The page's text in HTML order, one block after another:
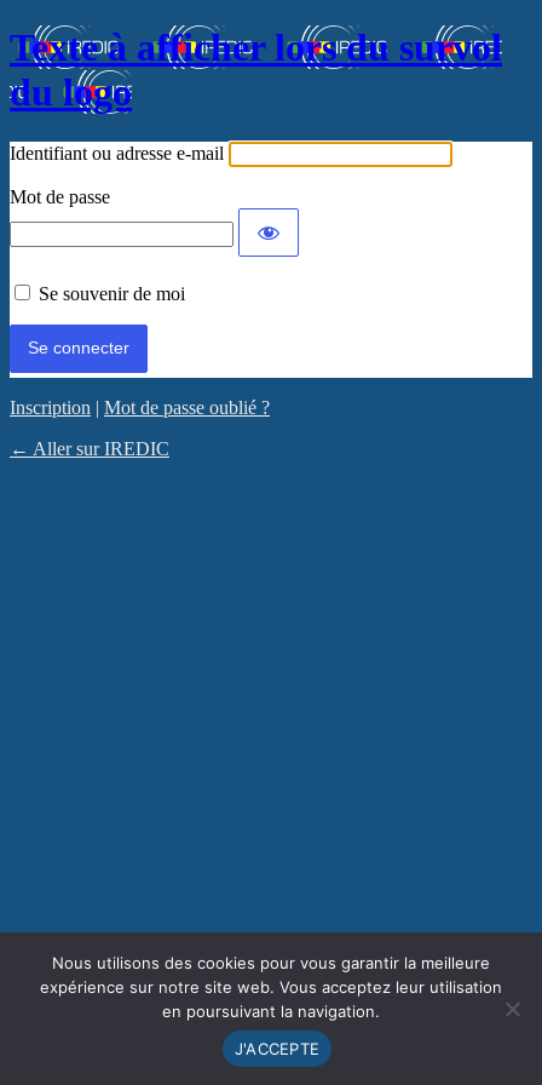
Texte à afficher lors du survol
du logo
Identifiant ou adresse e-mail
Mot de passe
Se souvenir de moi
Inscription | Mot de passe oublié ?
← Aller sur IREDIC
Nous utilisons des cookies pour vous garantir la meilleure
expérience sur notre site web. Vous acceptez leur utilisation
en poursuivant la navigation.
J'ACCEPTE